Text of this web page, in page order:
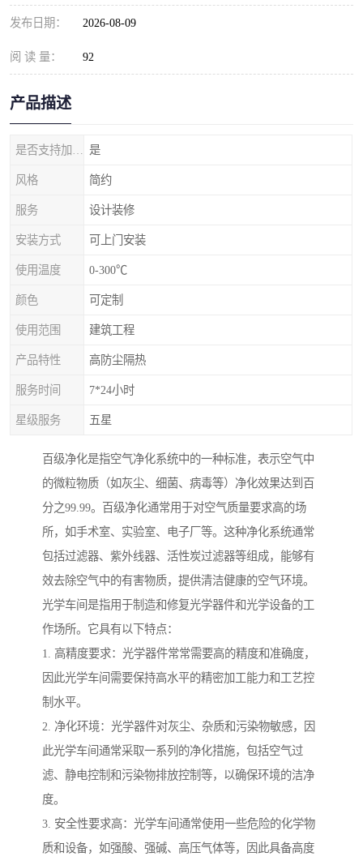
发布日期： 2026-08-09
阅 读 量： 92
产品描述
是
风格 简约
服务 设计装修
安装方式 可上门安装
使用温度 0-300℃
颜色 可定制
使用范围 建筑工程
产品特性 高防尘隔热
服务时间 7*24小时
星级服务 五星
百级净化是指空气净化系统中的一种标准，表示空气中
的微粒物质（如灰尘、细菌、病毒等）净化效果达到百
分之99.99。百级净化通常用于对空气质量要求高的场
所，如手术室、实验室、电子厂等。这种净化系统通常
包括过滤器、紫外线器、活性炭过滤器等组成，能够有
效去除空气中的有害物质，提供清洁健康的空气环境。
光学车间是指用于制造和修复光学器件和光学设备的工
作场所。它具有以下特点：
1. 高精度要求：光学器件常常需要高的精度和准确度，
因此光学车间需要保持高水平的精密加工能力和工艺控
制水平。
2. 净化环境：光学器件对灰尘、杂质和污染物敏感，因
此光学车间通常采取一系列的净化措施，包括空气过
滤、静电控制和污染物排放控制等，以确保环境的洁净
度。
3. 安全性要求高：光学车间通常使用一些危险的化学物
质和设备，如强酸、强碱、高压气体等，因此具备高度